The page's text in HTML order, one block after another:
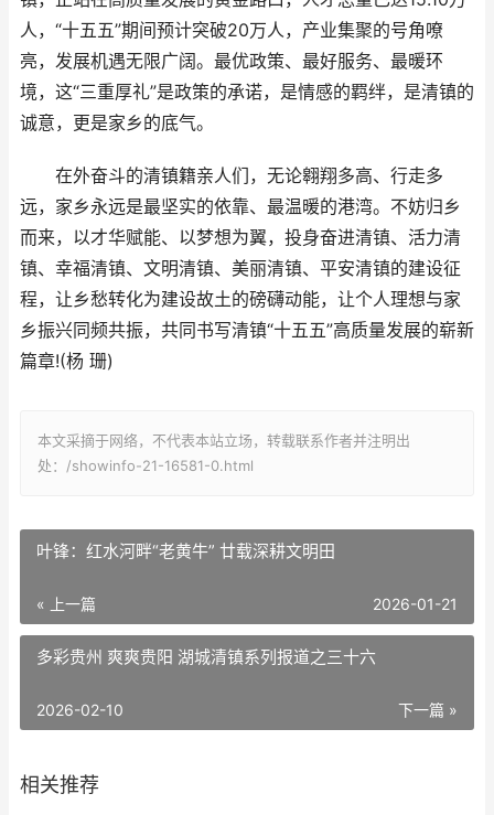
人，“十五五”期间预计突破20万人，产业集聚的号角嘹
亮，发展机遇无限广阔。最优政策、最好服务、最暖环
境，这“三重厚礼”是政策的承诺，是情感的羁绊，是清镇的
诚意，更是家乡的底气。
在外奋斗的清镇籍亲人们，无论翱翔多高、行走多
远，家乡永远是最坚实的依靠、最温暖的港湾。不妨归乡
而来，以才华赋能、以梦想为翼，投身奋进清镇、活力清
镇、幸福清镇、文明清镇、美丽清镇、平安清镇的建设征
程，让乡愁转化为建设故土的磅礴动能，让个人理想与家
乡振兴同频共振，共同书写清镇“十五五”高质量发展的崭新
篇章!(杨 珊)
本文采摘于网络，不代表本站立场，转载联系作者并注明出
处：/showinfo-21-16581-0.html
叶锋：红水河畔“老黄牛” 廿载深耕文明田
« 上一篇 2026-01-21
多彩贵州 爽爽贵阳 湖城清镇系列报道之三十六
下一篇 »
2026-02-10
相关推荐